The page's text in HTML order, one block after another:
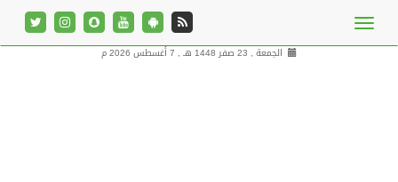
الجمعة , 23 صفر 1448 هـ , 7 أغسطس 2026 م